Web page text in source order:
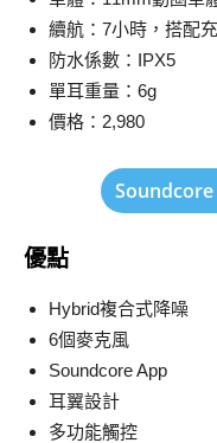
續航：7小時，搭配
防水係數：IPX5
單耳重量：6g
價格：2,980
Soundcore
優點
Hybrid複合式降噪
6個麥克風
Soundcore App
耳翼設計
多功能觸控